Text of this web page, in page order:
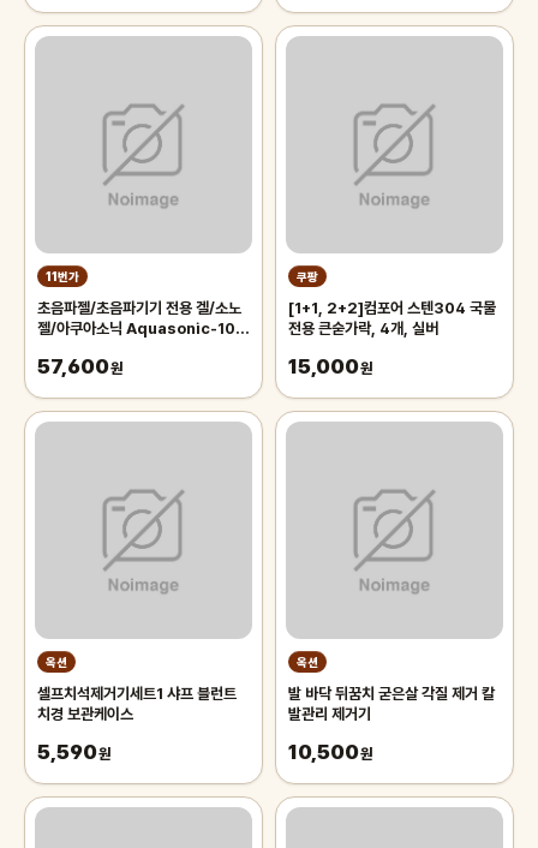
11번가
초음파젤/초음파기기 전용 겔/소노
젤/아쿠아소닉 Aquasonic-100
57,600원
쿠팡
[1+1, 2+2]컴포어 스텐304 국물
전용 큰숟가락, 4개, 실버
15,000원
옥션
셀프치석제거기세트1 샤프 블런트
치경 보관케이스
5,590원
옥션
발 바닥 뒤꿈치 굳은살 각질 제거 칼
발관리 제거기
10,500원